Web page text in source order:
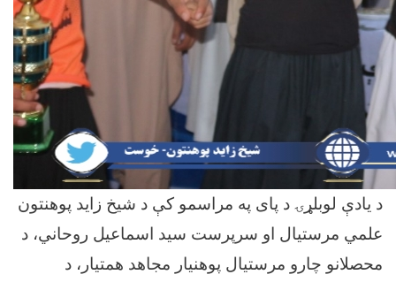
د یادې لوبلړۍ د پای په مراسمو کې د شیخ زاید پوهنتون
علمي مرستيال او سرپرست سید اسماعیل روحاني، د
محصلانو چارو مرستیال پوهنيار مجاهد همتیار، د